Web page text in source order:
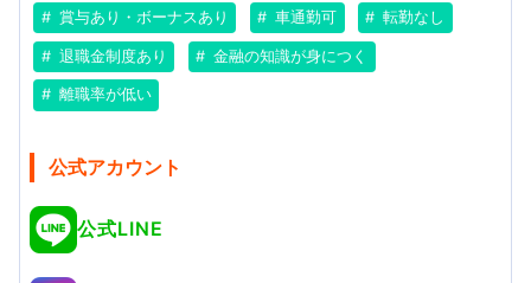
賞与あり・ボーナスあり 車通勤可 転勤なし
退職金制度あり 金融の知識が身につく
離職率が低い
公式アカウント
公式LINE